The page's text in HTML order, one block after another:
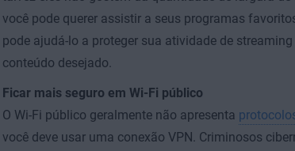
você pode querer assistir a seus programas
pode ajudá-lo a proteger sua atividade de
conteúdo desejado.
Ficar mais seguro em Wi-Fi público
O Wi-Fi público geralmente não apresenta
você deve usar uma conexão VPN. Criminosos